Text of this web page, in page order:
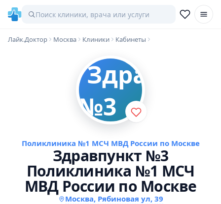
Лайк.Доктор Москва Клиники Кабинеты
Поликлиника №1 МСЧ МВД России по Москве
Здравпункт №3
Поликлиника №1 МСЧ
МВД России по Москве
Москва, Рябиновая ул, 39